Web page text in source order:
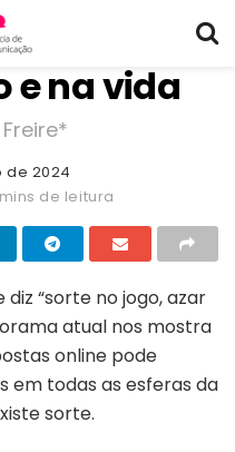
e na vida
de 2024
de leitura
“sorte no jogo, azar
atual nos mostra
online pode
em todas as esferas da
sorte.